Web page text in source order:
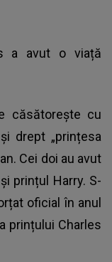
a avut o viață
căsătorește cu
drept „prințesa
Cei doi au avut
prințul Harry. S-
oficial în anul
prințului Charles